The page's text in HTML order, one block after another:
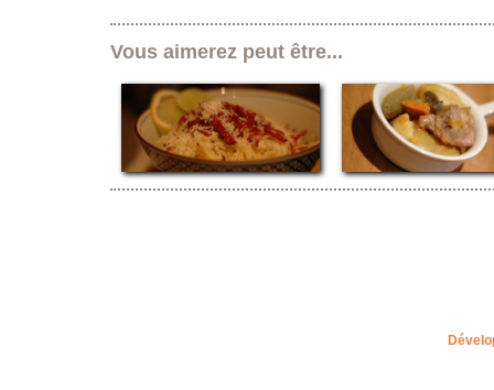
Vous aimerez peut être...